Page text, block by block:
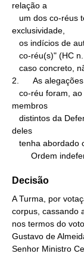
relação a
exclusividade,
2.      As
membros
deles
Ordem
Decisão
A Turma, por
corpus, cassando
nos termos do
Gustavo de
Senhor Ministro